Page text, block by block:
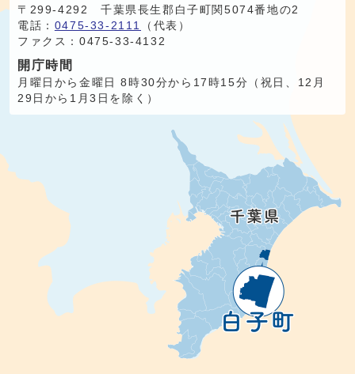
〒299-4292 千葉県長生郡白子町関5074番地の2
電話： 0475-33-2111
（代表）
ファクス：0475-33-4132
開庁時間
月曜日から金曜日 8時30分から17時15分（祝日、12月
29日から1月3日を除く）